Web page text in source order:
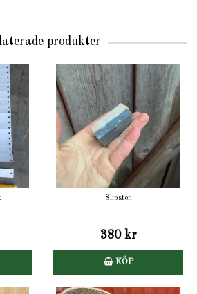
produkter
Slipsten
380 kr
KÖP